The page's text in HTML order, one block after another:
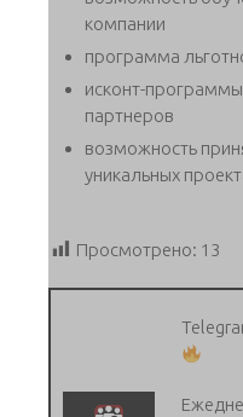
компании
программа
исконт-
партнеров
возможность
уникальных
Просмотрено: 13